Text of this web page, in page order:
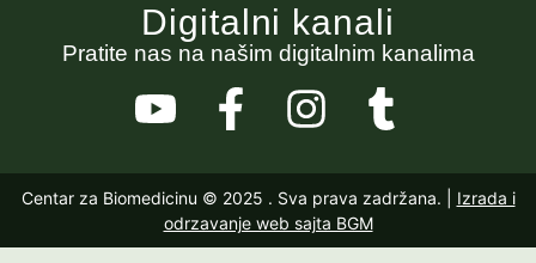
Digitalni kanali
Pratite nas na našim digitalnim kanalima
Centar za Biomedicinu © 2025 . Sva prava zadržana. | Izrada i
odrzavanje web sajta BGM